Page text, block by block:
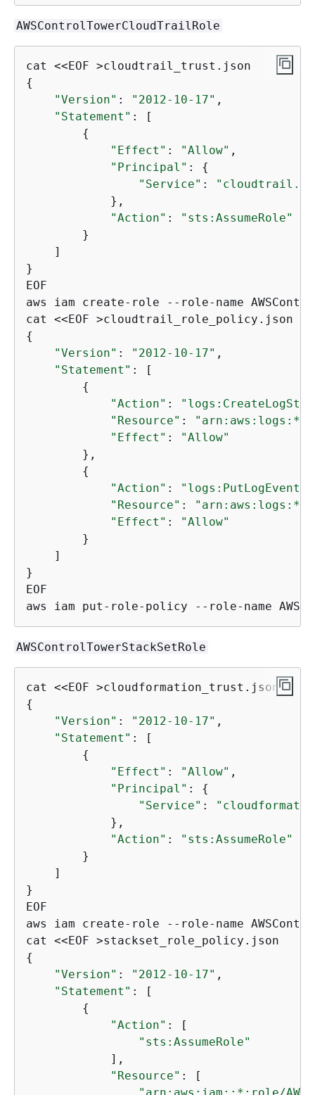
AWSControlTowerCloudTrailRole
{
"Version" : "2012-10-17" ,
"Statement" : [
{
"Effect" : "Allow" ,
"Principal" : {
"Service" :
            },
"Action" :
"sts:AssumeRole"
        }
    ]
}
EOF
aws iam create-role --role-name
{
"Version" : "2012-10-17" ,
"Statement" : [
{
"Action" :
"Resource" :
"Effect" :
"Allow"
        },
{
"Action" : "logs:PutLogEvents"
"Resource" :
"Effect" :
"Allow"
        }
    ]
}
EOF
aws iam put-role-policy --role-name
AWSControlTowerStackSetRole
{
"Version" : "2012-10-17" ,
"Statement" : [
{
"Effect" : "Allow" ,
"Principal" : {
"Service" :
            },
"Action" :
"sts:AssumeRole"
        }
    ]
}
EOF
aws iam create-role --role-name
{
"Version" : "2012-10-17" ,
"Statement" : [
{
"Action" : [
"sts:AssumeRole"
            ],
"Resource" : [